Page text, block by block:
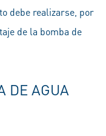
debe realizarse, por
de la bomba de
DE AGUA